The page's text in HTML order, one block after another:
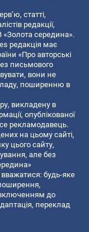
статті,
редакції,
«Золота середина».
редакція має
«Про авторські
письмового
вони не
поширенню в
викладену в
опублікованої
рекламодавець.
на цьому сайті,
цього сайту,
але без
будь-яке
до
переклад